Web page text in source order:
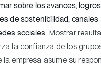
sobre los avances,
de sostenibilidad, canales
sociales . Mostrar
la confianza de los
la empresa asume su